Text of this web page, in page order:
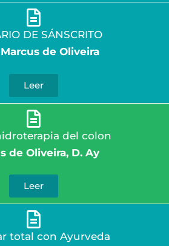
DE SÁNSCRITO
Marcus de Oliveira
Leer
del colon
de Oliveira, D. Ay
Leer
total con Ayurveda